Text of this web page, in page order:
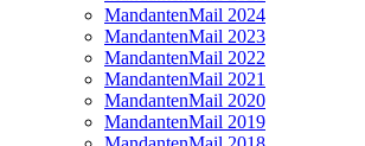
MandantenMail 2024
MandantenMail 2023
MandantenMail 2022
MandantenMail 2021
MandantenMail 2020
MandantenMail 2019